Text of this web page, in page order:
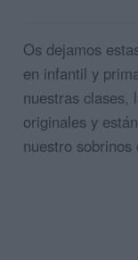
Os dejamos
en infantil y
nuestras clases,
originales y
nuestro sobrinos